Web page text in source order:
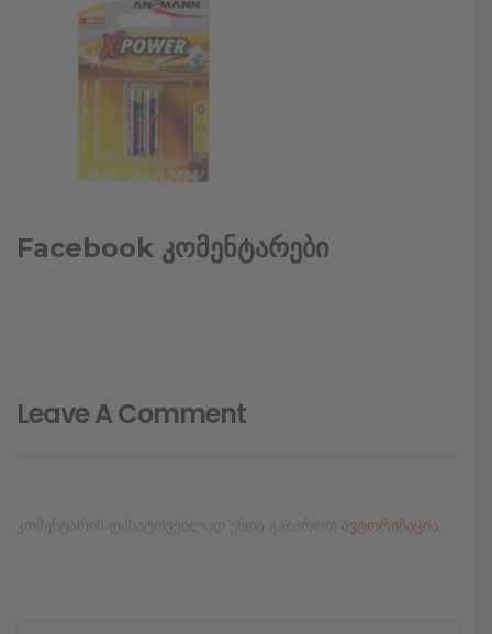
Facebook კომენტარები
Leave A Comment
ავტორიზაცია